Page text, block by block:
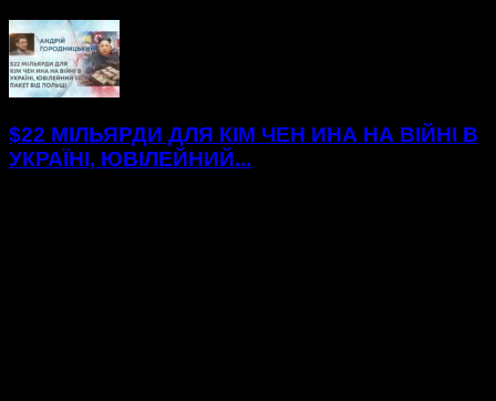
$22 МІЛЬЯРДИ ДЛЯ КІМ ЧЕН ИНА НА ВІЙНІ В
УКРАЇНІ, ЮВІЛЕЙНИЙ...